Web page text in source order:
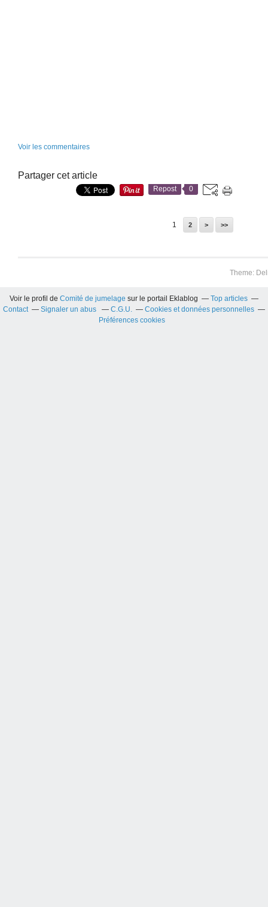
Voir les commentaires
Partager cet article
Repost 0
1 2 > >>
Theme:
Voir le profil de Comité de jumelage sur le portail Eklablog
Top articles
Contact
Signaler un abus C.G.U.
Cookies et données personnelles
Préférences cookies